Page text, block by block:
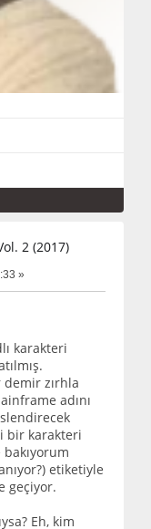
2 (2017)
»
karakteri
demir zırhla
adını
bir karakteri
etiketiyle
geçiyor.
Eh, kim